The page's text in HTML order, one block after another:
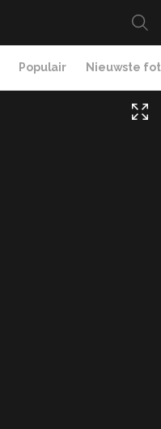
Populair Nieuwste